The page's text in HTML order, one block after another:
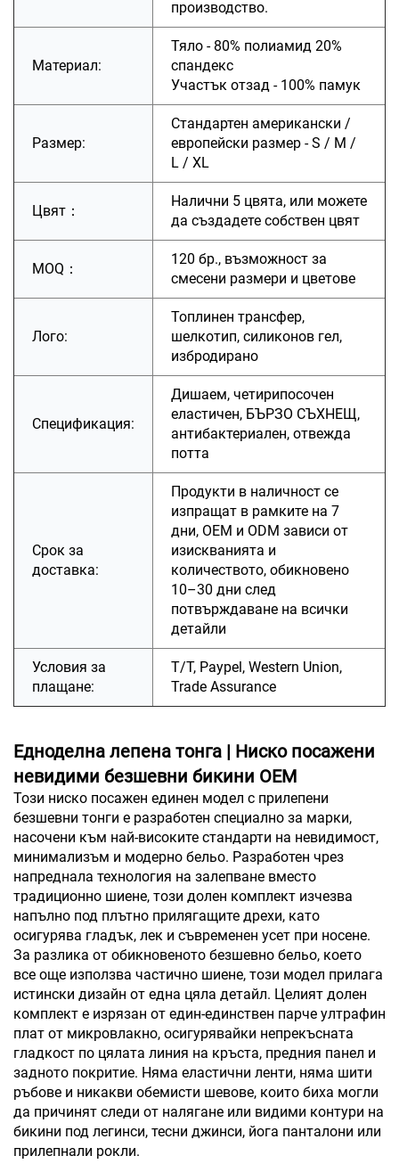
производство.
Материал:
Тяло - 80% полиамид 20%
спандекс
Участък отзад - 100% памук
Размер:
Стандартен американски /
европейски размер - S / M /
L / XL
Цвят：
Налични 5 цвята, или можете
да създадете собствен цвят
MOQ：
120 бр., възможност за
смесени размери и цветове
Лого:
Топлинен трансфер,
шелкотип, силиконов гел,
избродирано
Спецификация:
Дишаем, четирипосочен
еластичен, БЪРЗО СЪХНЕЩ,
антибактериален, отвежда
потта
Срок за
доставка:
Продукти в наличност се
изпращат в рамките на 7
дни, OEM и ODM зависи от
изискванията и
количеството, обикновено
10–30 дни след
потвърждаване на всички
детайли
Условия за
плащане:
T/T, Paypel, Western Union,
Trade Assurance
Едноделна лепена тонга | Ниско посажени
невидими безшевни бикини OEM
Този ниско посажен единен модел с прилепени
безшевни тонги е разработен специално за марки,
насочени към най-високите стандарти на невидимост,
минимализъм и модерно бельо. Разработен чрез
напреднала технология на залепване вместо
традиционно шиене, този долен комплект изчезва
напълно под плътно прилягащите дрехи, като
осигурява гладък, лек и съвременен усет при носене.
За разлика от обикновеното безшевно бельо, което
все още използва частично шиене, този модел прилага
истински дизайн от една цяла детайл. Целият долен
комплект е изрязан от един-единствен парче ултрафин
плат от микровлакно, осигурявайки непрекъсната
гладкост по цялата линия на кръста, предния панел и
задното покритие. Няма еластични ленти, няма шити
ръбове и никакви обемисти шевове, които биха могли
да причинят следи от налягане или видими контури на
бикини под легинси, тесни джинси, йога панталони или
прилепнали рокли.